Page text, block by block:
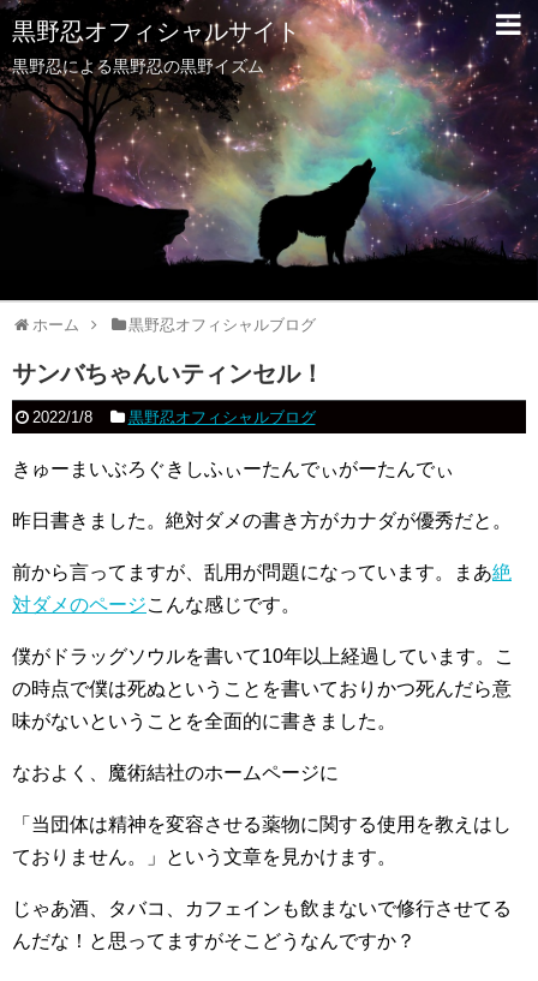
黒野忍オフィシャルサイト
黒野忍による黒野忍の黒野イズム
ホーム 黒野忍オフィシャルブログ
サンバちゃんいティンセル！
2022/1/8 黒野忍オフィシャルブログ
きゅーまいぶろぐきしふぃーたんでぃがーたんでぃ
昨日書きました。絶対ダメの書き方がカナダが優秀だと。
前から言ってますが、乱用が問題になっています。まあ絶
対ダメのページこんな感じです。
僕がドラッグソウルを書いて10年以上経過しています。こ
の時点で僕は死ぬということを書いておりかつ死んだら意
味がないということを全面的に書きました。
なおよく、魔術結社のホームページに
「当団体は精神を変容させる薬物に関する使用を教えはし
ておりません。」という文章を見かけます。
じゃあ酒、タバコ、カフェインも飲まないで修行させてる
んだな！と思ってますがそこどうなんですか？